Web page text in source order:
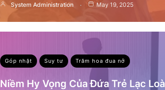
System Administration May 19, 2025
Góp nhặt Suy tư Trăm hoa đua nở
Niềm Hy Vọng Của Đứa Trẻ Lạc